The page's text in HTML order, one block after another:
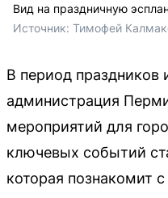
Вид на праздничную
Источник: Тимофей
В период праздников
администрация
мероприятий для
ключевых событий
которая познакомит